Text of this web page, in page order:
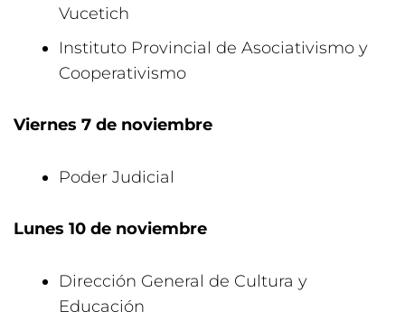
Vucetich
Instituto Provincial de Asociativismo y
Cooperativismo
Viernes 7 de noviembre
Poder Judicial
Lunes 10 de noviembre
Dirección General de Cultura y
Educación